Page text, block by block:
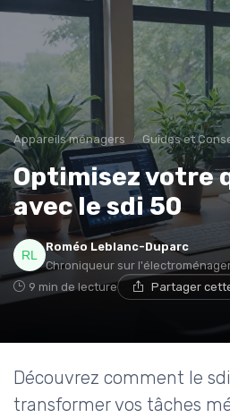
Appareils ménagers Guides et
Optimisez votre
avec le sdi 50
Roméo Leblanc-Duparc
Chroniqueur sur
9 min de lecture Partager
Découvrez comment le
transformer vos tâches